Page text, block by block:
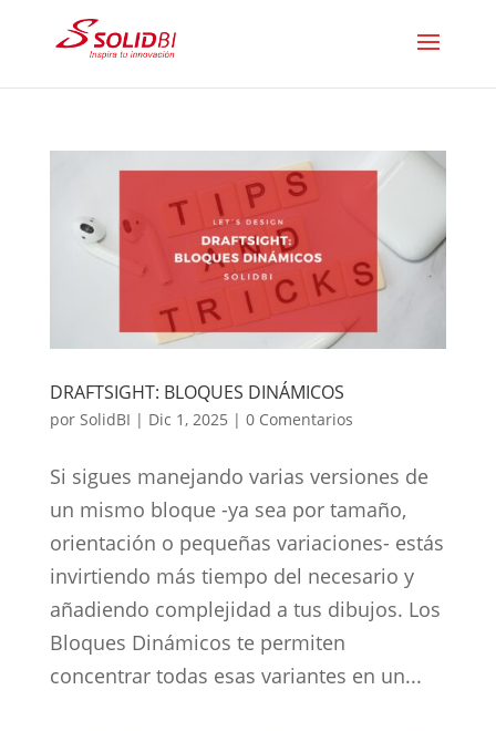
DRAFTSIGHT: BLOQUES DINÁMICOS
por SolidBI | Dic 1, 2025 | 0 Comentarios
Si sigues manejando varias versiones de
un mismo bloque -ya sea por tamaño,
orientación o pequeñas variaciones- estás
invirtiendo más tiempo del necesario y
añadiendo complejidad a tus dibujos. Los
Bloques Dinámicos te permiten
concentrar todas esas variantes en un...